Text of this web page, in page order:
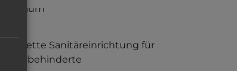
Babyraum
komplette Sanitäreinrichtung für
Körperbehinderte